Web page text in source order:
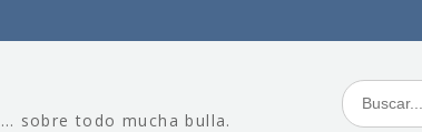
sobre todo mucha bulla.
Buscar: